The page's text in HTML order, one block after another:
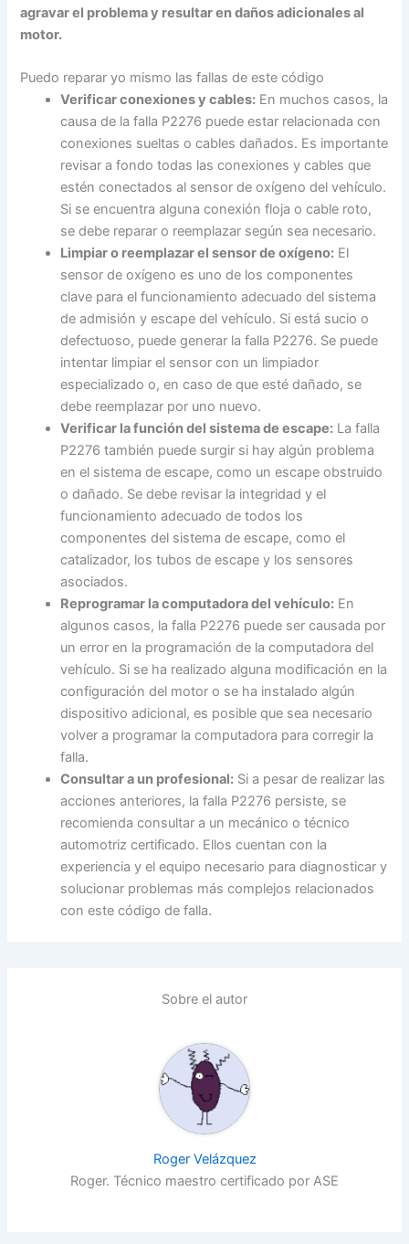
agravar el problema y resultar en daños adicionales al
motor.
Puedo reparar yo mismo las fallas de este código
Verificar conexiones y cables: En muchos casos, la
causa de la falla P2276 puede estar relacionada con
conexiones sueltas o cables dañados. Es importante
revisar a fondo todas las conexiones y cables que
estén conectados al sensor de oxígeno del vehículo.
Si se encuentra alguna conexión floja o cable roto,
se debe reparar o reemplazar según sea necesario.
Limpiar o reemplazar el sensor de oxígeno: El
sensor de oxígeno es uno de los componentes
clave para el funcionamiento adecuado del sistema
de admisión y escape del vehículo. Si está sucio o
defectuoso, puede generar la falla P2276. Se puede
intentar limpiar el sensor con un limpiador
especializado o, en caso de que esté dañado, se
debe reemplazar por uno nuevo.
Verificar la función del sistema de escape: La falla
P2276 también puede surgir si hay algún problema
en el sistema de escape, como un escape obstruido
o dañado. Se debe revisar la integridad y el
funcionamiento adecuado de todos los
componentes del sistema de escape, como el
catalizador, los tubos de escape y los sensores
asociados.
Reprogramar la computadora del vehículo: En
algunos casos, la falla P2276 puede ser causada por
un error en la programación de la computadora del
vehículo. Si se ha realizado alguna modificación en la
configuración del motor o se ha instalado algún
dispositivo adicional, es posible que sea necesario
volver a programar la computadora para corregir la
falla.
Consultar a un profesional: Si a pesar de realizar las
acciones anteriores, la falla P2276 persiste, se
recomienda consultar a un mecánico o técnico
automotriz certificado. Ellos cuentan con la
experiencia y el equipo necesario para diagnosticar y
solucionar problemas más complejos relacionados
con este código de falla.
Sobre el autor
Roger Velázquez
Roger. Técnico maestro certificado por ASE